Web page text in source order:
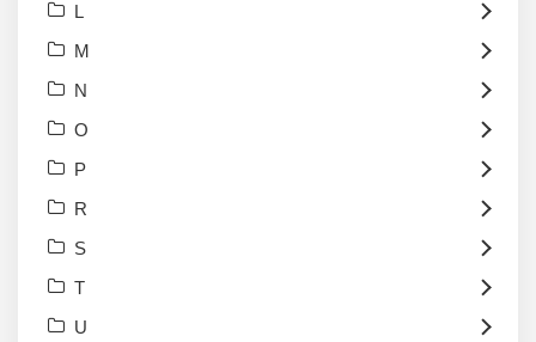
L
M
N
O
P
R
S
T
U